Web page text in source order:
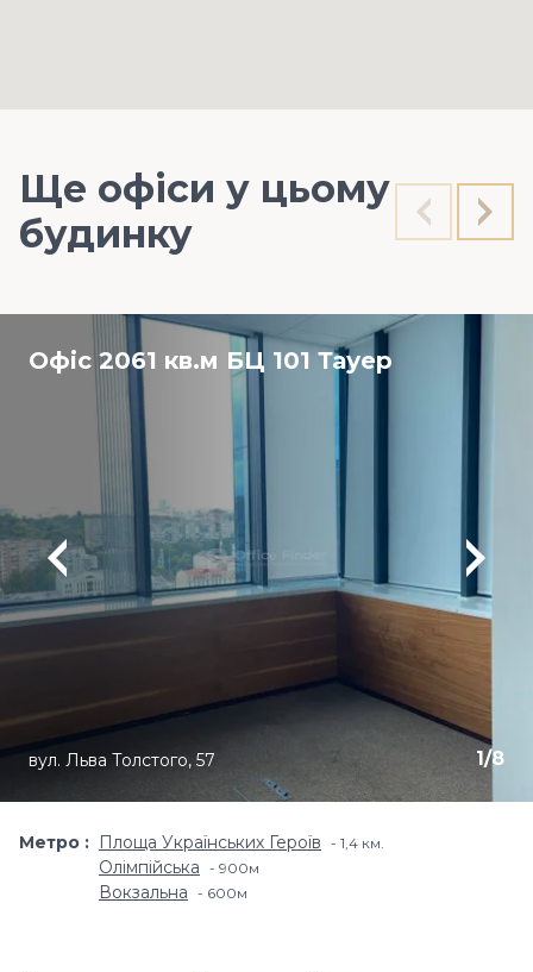
Ще офіси у цьому
будинку
Офіс 2061 кв.м БЦ 101 Тауер
1/8
вул. Льва Толстого, 57
Метро Площа Українських Героїв 1,4 км.
Олімпійська 900м
Вокзальна 600м